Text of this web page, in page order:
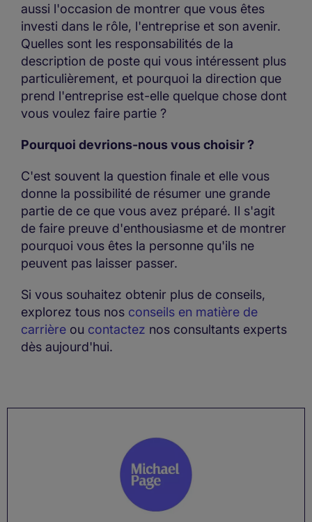
aussi l'occasion de montrer que vous êtes
investi dans le rôle, l'entreprise et son avenir.
Quelles sont les responsabilités de la
description de poste qui vous intéressent plus
particulièrement, et pourquoi la direction que
prend l'entreprise est-elle quelque chose dont
vous voulez faire partie ?
Pourquoi devrions-nous vous choisir ?
C'est souvent la question finale et elle vous
donne la possibilité de résumer une grande
partie de ce que vous avez préparé. Il s'agit
de faire preuve d'enthousiasme et de montrer
pourquoi vous êtes la personne qu'ils ne
peuvent pas laisser passer.
Si vous souhaitez obtenir plus de conseils,
explorez tous nos conseils en matière de
carrière ou contactez nos consultants experts
dès aujourd'hui.